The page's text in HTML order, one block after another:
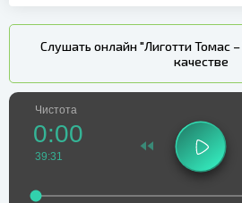
Слушать онлайн "Лиготти Томас
качестве
Чистота
0:00
39:31